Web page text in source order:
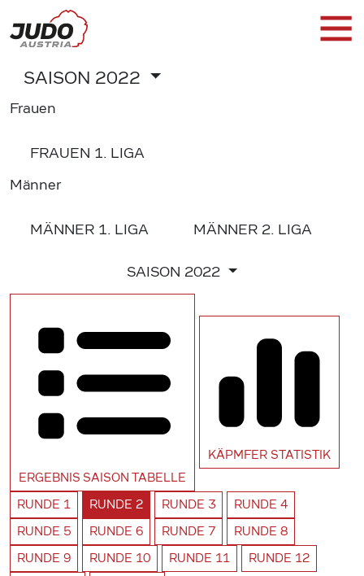
SAISON 2022
Frauen
FRAUEN 1. LIGA
Männer
MÄNNER 1. LIGA MÄNNER 2. LIGA
SAISON 2022
ERGEBNIS SAISON TABELLE
KÄPMFER STATISTIK
RUNDE 1 RUNDE 2 RUNDE 3 RUNDE 4
RUNDE 5 RUNDE 6 RUNDE 7 RUNDE 8
RUNDE 9 RUNDE 10 RUNDE 11 RUNDE 12